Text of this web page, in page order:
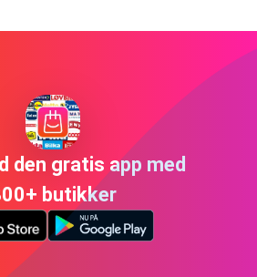
den gratis app med
butikker